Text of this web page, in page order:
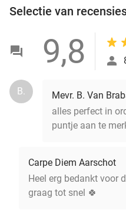
Selectie van
9,8
B.
Mevr. B. Van
alles perfect in
puntje aan te
Carpe Diem Aarschot
Heel erg bedankt voor
graag tot snel 🍀